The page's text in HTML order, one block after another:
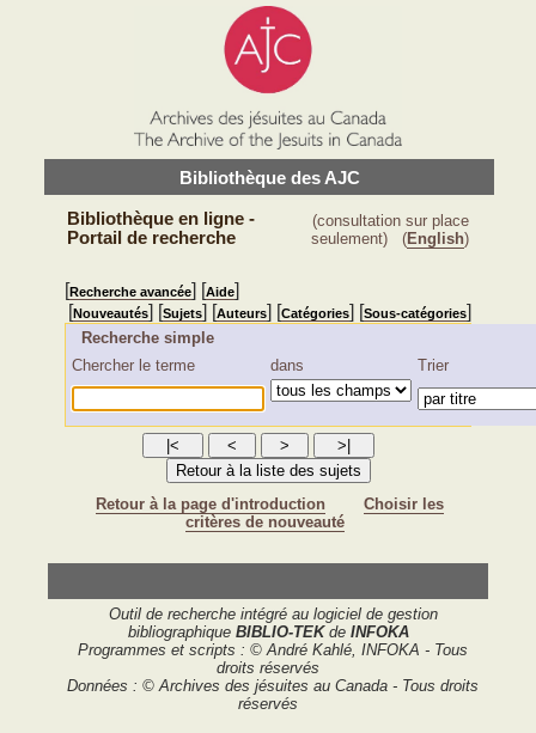
Bibliothèque des AJC
Bibliothèque en ligne -
Portail de recherche
(consultation sur place
seulement) (English)
[Recherche avancée] [Aide]
[Nouveautés] [Sujets] [Auteurs] [Catégories] [Sous-catégories]
Recherche simple
Chercher le terme
dans Trier
Retour à la page d'introduction
Choisir les
critères de nouveauté
Outil de recherche intégré au logiciel de gestion
bibliographique BIBLIO-TEKde INFOKA
Programmes et scripts : © André Kahlé, INFOKA - Tous
droits réservés
Données : © Archives des jésuites au Canada - Tous droits
réservés